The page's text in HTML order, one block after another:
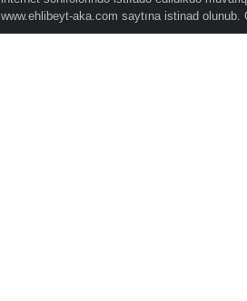
www.ehlibeyt-aka.com saytına istinad olunub.